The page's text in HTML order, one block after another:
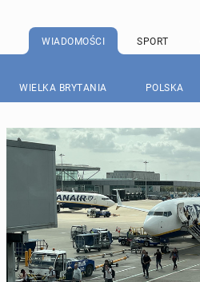
WIADOMOŚCI SPORT
WIELKA BRYTANIA POLSKA